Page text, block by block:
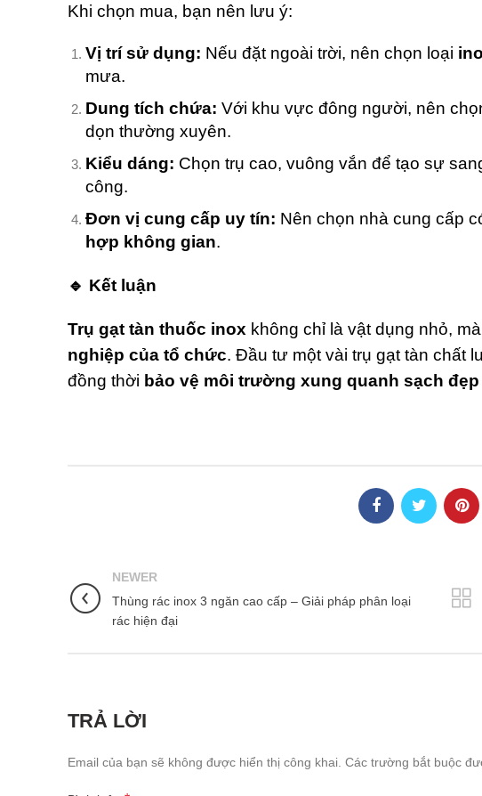
Khi chọn mua, bạn nên lưu ý:
Vị trí sử dụng: Nếu đặt ngoài trời, nên chọn loại
mưa.
Dung tích chứa: Với khu vực đông người, nên
dọn thường xuyên.
Kiểu dáng: Chọn trụ cao, vuông vắn để tạo sự
công.
Đơn vị cung cấp uy tín: Nên chọn nhà cung cấp
hợp không gian.
🔹 Kết luận
Trụ gạt tàn thuốc inox không chỉ là vật dụng nhỏ,
nghiệp của tổ chức. Đầu tư một vài trụ gạt tàn chất
đồng thời bảo vệ môi trường xung quanh sạch
NEWER
Thùng rác inox 3 ngăn cao cấp – Giải pháp phân loại
rác hiện đại
TRẢ LỜI
Email của bạn sẽ không được hiển thị công khai. Các trường bắt buộc